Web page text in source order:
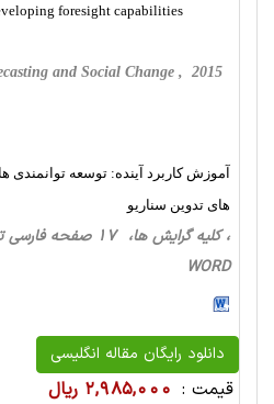
foresight capabilities
and Social Change , 2015
آموزش کاربرد آینده: توسعه توانمندی
های تدوین سناریو
WORD
دانلود رایگان مقاله انگلیسی
قیمت : 2,985,000 ریال